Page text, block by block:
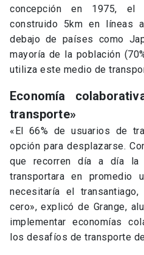
concepción en 1975, el
construido 5km en líneas
debajo de países como
mayoría de la población
utiliza este medio de
Economía
transporte»
«El 66% de usuarios de
opción para desplazarse.
que recorren día a día
transportara en promedio
necesitaría el
cero», explicó de Grange,
implementar economías
los desafíos de transporte